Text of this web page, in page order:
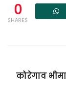
0
SHARES
कोरेगाव